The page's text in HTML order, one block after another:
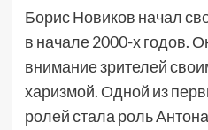
Борис Новиков начал
в начале 2000-х годов.
внимание зрителей
харизмой. Одной из
ролей стала роль